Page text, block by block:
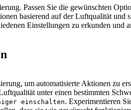
Passen Sie die gewünschten
basierend auf der Luftqualität und
Einstellungen zu erkunden und
um automatisierte Aktionen zu
unter einen bestimmten
einschalten. Experimentieren